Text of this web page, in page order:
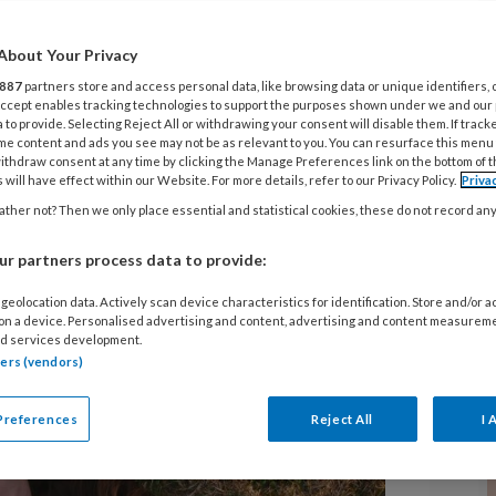
bij
maar klinisch relevante
lichen sclerosus en
en diagnostiek.
Your Privacy
887 partners store and access personal data, like browsing data or unique identifiers,
enables tracking technologies to support the purposes shown under we and
to provide. Selecting Reject All or withdrawing your consent will disable them. If
content and ads you see may not be as relevant to you. You can resurface this
consent at any time by clicking the Manage Preferences link on the bottom of
will have effect within our Website. For more details, refer to our Privacy Policy.
not? Then we only place essential and statistical cookies, these do not record
partners process data to provide:
data. Actively scan device characteristics for identification. Store and/or
a device. Personalised advertising and content, advertising and content
services development.
(vendors)
Reject All I